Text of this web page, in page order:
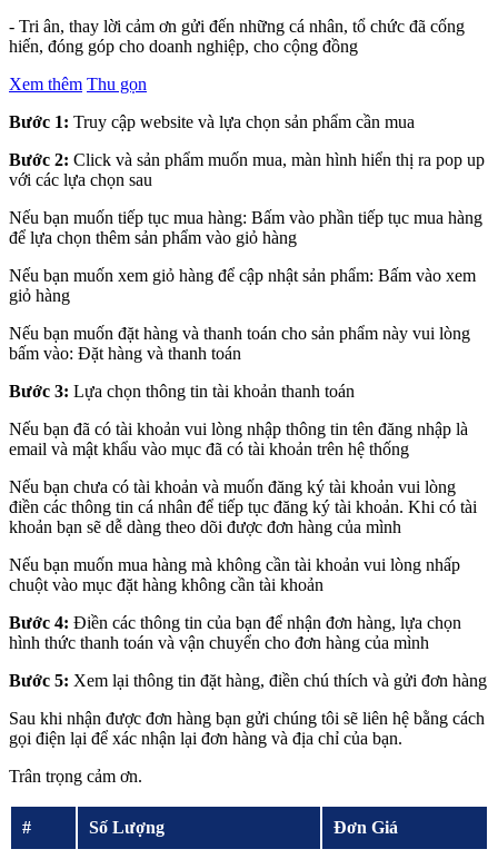
- Tri ân, thay lời cảm ơn gửi đến những cá nhân, tổ chức đã cống
hiến, đóng góp cho doanh nghiệp, cho cộng đồng
Xem thêm Thu gọn
Bước 1: Truy cập website và lựa chọn sản phẩm cần mua
Bước 2: Click và sản phẩm muốn mua, màn hình hiển thị ra pop up
với các lựa chọn sau
Nếu bạn muốn tiếp tục mua hàng: Bấm vào phần tiếp tục mua hàng
để lựa chọn thêm sản phẩm vào giỏ hàng
Nếu bạn muốn xem giỏ hàng để cập nhật sản phẩm: Bấm vào xem
giỏ hàng
Nếu bạn muốn đặt hàng và thanh toán cho sản phẩm này vui lòng
bấm vào: Đặt hàng và thanh toán
Bước 3: Lựa chọn thông tin tài khoản thanh toán
Nếu bạn đã có tài khoản vui lòng nhập thông tin tên đăng nhập là
email và mật khẩu vào mục đã có tài khoản trên hệ thống
Nếu bạn chưa có tài khoản và muốn đăng ký tài khoản vui lòng
điền các thông tin cá nhân để tiếp tục đăng ký tài khoản. Khi có tài
khoản bạn sẽ dễ dàng theo dõi được đơn hàng của mình
Nếu bạn muốn mua hàng mà không cần tài khoản vui lòng nhấp
chuột vào mục đặt hàng không cần tài khoản
Bước 4: Điền các thông tin của bạn để nhận đơn hàng, lựa chọn
hình thức thanh toán và vận chuyển cho đơn hàng của mình
Bước 5: Xem lại thông tin đặt hàng, điền chú thích và gửi đơn hàng
Sau khi nhận được đơn hàng bạn gửi chúng tôi sẽ liên hệ bằng cách
gọi điện lại để xác nhận lại đơn hàng và địa chỉ của bạn.
Trân trọng cảm ơn.
# Số Lượng Đơn Giá